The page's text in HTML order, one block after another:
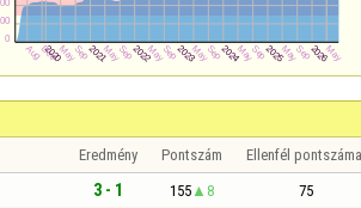
Eredmény Pontszám Ellenfél pontszáma
3 - 1 155 8 75